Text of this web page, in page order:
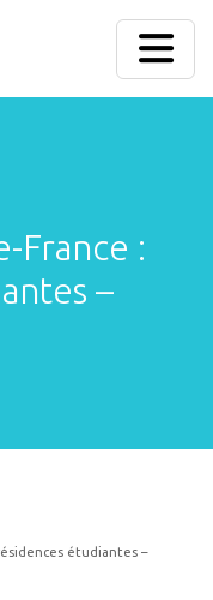
France :
–
étudiantes –